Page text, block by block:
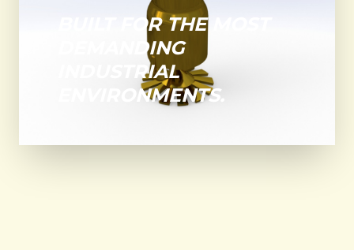
BUILT FOR THE MOST
DEMANDING
INDUSTRIAL
ENVIRONMENTS.